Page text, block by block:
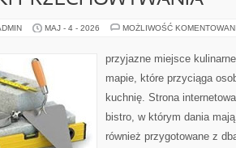
MAJ - 4 - 2026 MOŻLIWOŚĆ
przyjazne miejsce
mapie, które przyciąga
kuchnię. Strona
bistro, w którym dania
również przygotowane z